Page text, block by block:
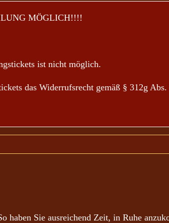
€
MÖGLICH!!!!
ist nicht möglich.
das Widerrufsrecht gemäß § 312g
haben Sie ausreichend Zeit, in Ruhe